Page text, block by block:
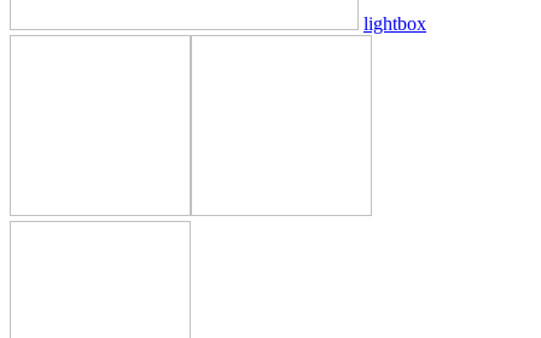
lightbox